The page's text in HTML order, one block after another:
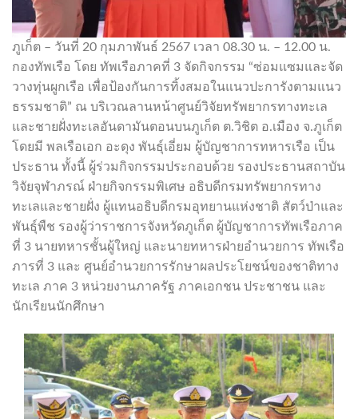
ภูเก็ต – วันที่ 20 กุมภาพันธ์ 2567 เวลา 08.30 น. – 12.00 น.
กองทัพเรือ โดย ทัพเรือภาคที่ 3 จัดกิจกรรม “ซ่อมแซมและจัด
วางทุ่นผูกเรือ เพื่อป้องกันการทิ้งสมอในแนวปะการังตามแนว
ธรรมชาติ” ณ บริเวณลานหน้าศูนย์วิจัยทรัพยากรทางทะเล
และชายฝั่งทะเลอันดามันตอนบนภูเก็ต ต.วิชิต อ.เมือง จ.ภูเก็ต
โดยมี พลเรือเอก อะดุง พันธุ์เอี่ยม ผู้บัญชาการทหารเรือ เป็น
ประธาน ทั้งนี้ ผู้ร่วมกิจกรรมประกอบด้วย รองประธานสถาบัน
วิจัยจุฬาภรณ์ ฝ่ายกิจกรรมพิเศษ อธิบดีกรมทรัพยากรทาง
ทะเลและชายฝั่ง ผู้แทนอธิบดีกรมอุทยานแห่งชาติ สัตว์ป่าและ
พันธุ์พืช รองผู้ว่าราชการจังหวัดภูเก็ต ผู้บัญชาการทัพเรือภาค
ที่ 3 นายทหารชั้นผู้ใหญ่ และนายทหารฝ่ายอำนวยการ ทัพเรือ
ภารที่ 3 และ ศูนย์อำนวยการรักษาผลประโยชน์ของชาติทาง
ทะเล ภาค 3 หน่วยงานภาครัฐ ภาคเอกชน ประชาชน และ
นักเรียนนักศึกษา